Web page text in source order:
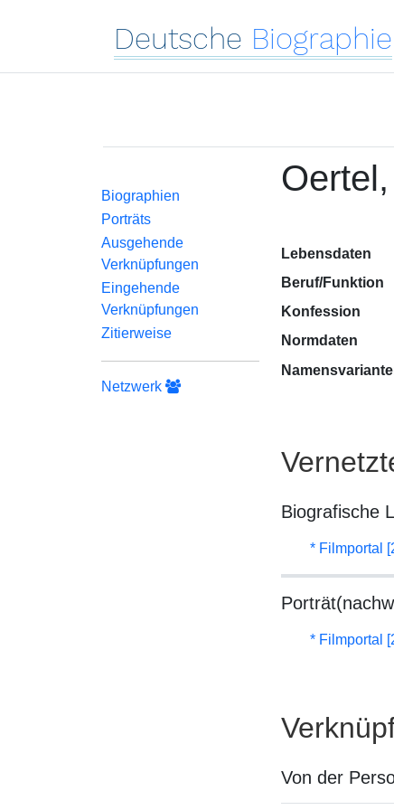
Deutsche Biographie
Biographien
Porträts
Ausgehende
Verknüpfungen
Eingehende
Verknüpfungen
Zitierweise
Netzwerk
Lebensdaten
Beruf/Funktion
Konfession
Normdaten
Biografische
* Filmportal
* Filmportal
Von der